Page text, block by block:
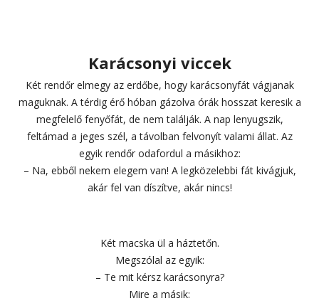
Karácsonyi viccek
Két rendőr elmegy az erdőbe, hogy karácsonyfát vágjanak
maguknak. A térdig érő hóban gázolva órák hosszat keresik a
megfelelő fenyőfát, de nem találják. A nap lenyugszik,
feltámad a jeges szél, a távolban felvonyít valami állat. Az
egyik rendőr odafordul a másikhoz:
– Na, ebből nekem elegem van! A legközelebbi fát kivágjuk,
akár fel van díszítve, akár nincs!
Két macska ül a háztetőn.
Megszólal az egyik:
– Te mit kérsz karácsonyra?
Mire a másik: